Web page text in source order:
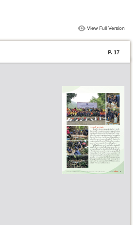
View Full Version
P. 17